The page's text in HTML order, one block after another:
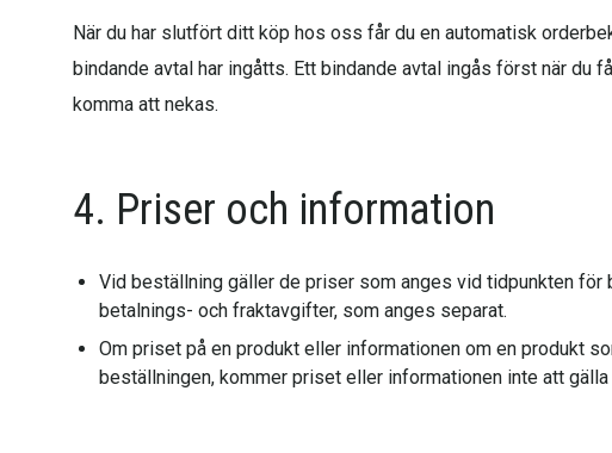
När du har slutfört ditt köp hos oss får du en automatisk
bindande avtal har ingåtts. Ett bindande avtal ingås först när
komma att nekas.
4. Priser och information
Vid beställning gäller de priser som anges vid tidpunkten
betalnings- och fraktavgifter, som anges separat.
Om priset på en produkt eller informationen om en produkt
beställningen, kommer priset eller informationen inte att